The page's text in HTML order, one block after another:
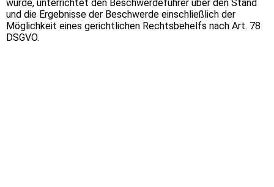
wurde, unterrichtet den Beschwerdeführer über den Stand
und die Ergebnisse der Beschwerde einschließlich der
Möglichkeit eines gerichtlichen Rechtsbehelfs nach Art. 78
DSGVO.